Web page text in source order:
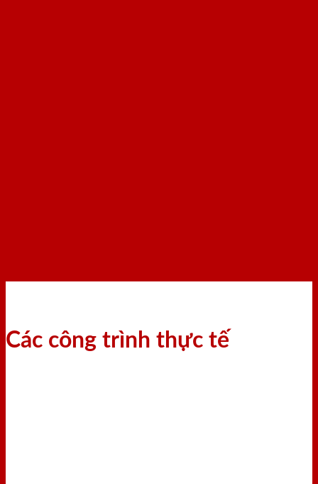
Các công trình thực tế